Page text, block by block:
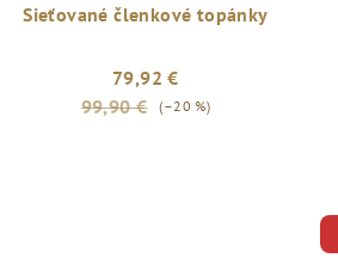
Sieťované členkové topánky
79,92 €
99,90 €
(–20 %)